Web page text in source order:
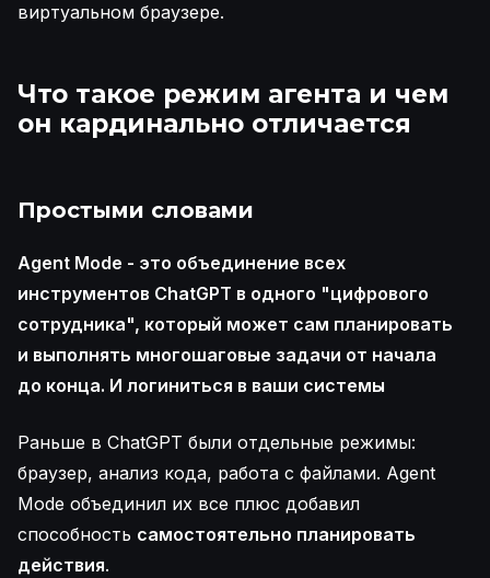
виртуальном браузере.
Что такое режим агента и чем
он кардинально отличается
Простыми словами
Agent Mode - это объединение всех
инструментов ChatGPT в одного "цифрового
сотрудника", который может сам планировать
и выполнять многошаговые задачи от начала
до конца. И логиниться в ваши системы
Раньше в ChatGPT были отдельные режимы:
браузер, анализ кода, работа с файлами. Agent
Mode объединил их все плюс добавил
способность самостоятельно планировать
действия.